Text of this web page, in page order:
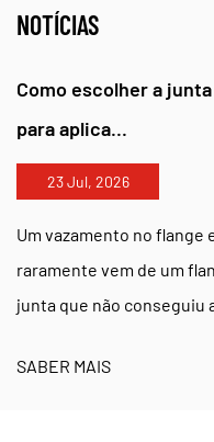
NOTÍCIAS
Como escolher a
para aplica...
23 Jul, 2026
Um vazamento no
raramente vem de um
junta que não conseguiu
SABER MAIS